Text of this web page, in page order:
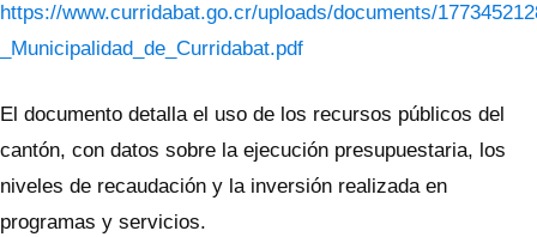
https://www.curridabat.go.cr/uploads/documents/
_Municipalidad_de_Curridabat.pdf
El documento detalla el uso de los recursos públicos del
cantón, con datos sobre la ejecución presupuestaria, los
niveles de recaudación y la inversión realizada en
programas y servicios.